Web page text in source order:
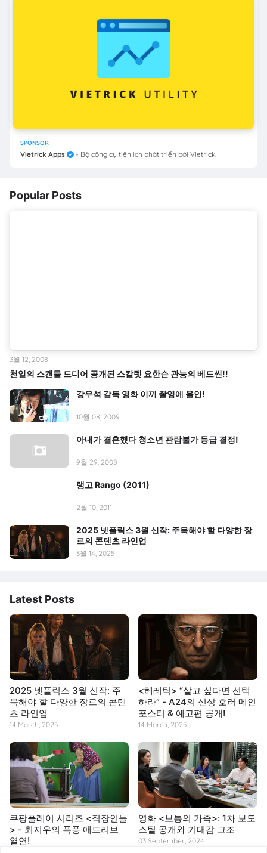
SPONSOR
Vietrick Apps - Bộ công cụ tiện ích phát triển bởi Vietrick.
Popular Posts
천일의 스캔들 드디어 공개된 스칼렛 요한슨 관능의 베드씬!!
3월 12, 2008
강우석 감독 영화 이끼 촬영에 올인!
10월 08, 2009
아내가 결혼했다 청소년 관람불가 등급 결정!
9월 29, 2008
랭고 Rango (2011)
2월 10, 2011
2025 넷플릭스 3월 신작: 주목해야 할 다양한 장
르의 콘텐츠 라인업
3월 14, 2025
Latest Posts
2025 넷플릭스 3월 신작: 주
목해야 할 다양한 장르의 콘텐
츠 라인업
14 March, 2025
<헤레틱> “살고 싶다면 선택
하라” - A24의 신상 호러 메인
포스터 & 예고편 공개!
14 March, 2025
쿠팡플레이 시리즈 <직장인들
> - 최지우의 폭풍 애드리브
열연!
영화 <보통의 가족>: 1차 보도
스틸 공개와 기대감 고조
03 September, 2024